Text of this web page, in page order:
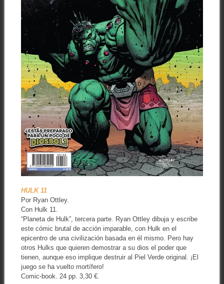
HULK 11
Por Ryan Ottley.
Con Hulk 11.
“Planeta de Hulk”, tercera parte. Ryan Ottley dibuja y escribe
este cómic brutal de acción imparable, con Hulk en el
epicentro de una civilización basada en él mismo. Pero hay
otros Hulks que quieren demostrar a su dios el poder que
tienen, aunque eso implique destruir al Piel Verde original. ¡El
juego se ha vuelto mortífero!
Comic-book. 24 pp. 3,30 €.